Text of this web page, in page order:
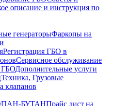
описание и инструкция по
генераторыФаркопы на
Регистрация ГБО в
Сервисное обслуживание
ГБОДополнительные услуги
Грузовые
клапанов
БУТАНПрайс лист на